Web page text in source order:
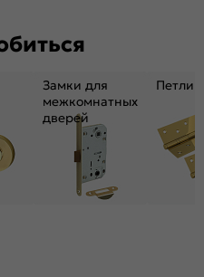
Нет
коробка, наличники, ручки.
доборы, порог, ответная
планка
Влагостойкая
Замки для
межкомнатных
дверей
Петли